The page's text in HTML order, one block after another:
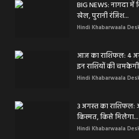
BIG NEWS: नागदा
खेल, पुरानी रंजिश...
Hindi Khabarwaala
आज का राशिफल: 4
इन राशियों की
Hindi Khabarwaala
3 अगस्त का
किस्मत, किसे मिलेगा...
Hindi Khabarwaala